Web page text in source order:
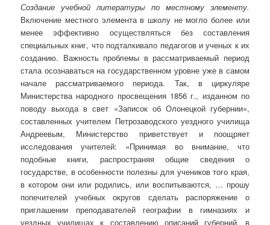
Создание учебной литературы по местному элементу.
Включение местного элемента в школу не могло более или
менее эффективно осуществляться без составления
специальных книг, что подталкивало педагогов и ученых к их
созданию. Важность проблемы в рассматриваемый период
стала осознаваться на государственном уровне уже в самом
начале рассматриваемого периода. Так, в циркуляре
Министерства народного просвещения 1856 г., изданном по
поводу выхода в свет «Записок об Олонецкой губернии»,
составленных учителем Петрозаводского уездного училища
Андреевым, Министерство приветствует и поощряет
исследования учителей: «Принимая во внимание, что
подобные книги, распространяя общие сведения о
государстве, в особенности полезны для учеников того края,
в котором они или родились, или воспитываются, … прошу
попечителей учебных округов сделать распоряжение о
приглашении преподавателей географии в гимназиях и
уездных училищах к составлению описаний губерний, в